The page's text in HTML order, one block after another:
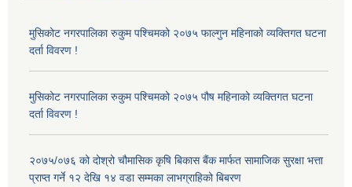
मुसिकोट नगरपालिका रुकुम पश्चिमको २०७५ फाल्गुन महिनाको व्यक्तिगत घटना
दर्ता विवरण !
मुसिकोट नगरपालिका रुकुम पश्चिमको २०७५ पौष महिनाको व्यक्तिगत घटना
दर्ता विवरण !
२०७५/०७६ को दोश्रो चौमासिक कृषि बिकास बैंक मार्फत सामाजिक सुरक्षा भत्ता
प्राप्त गर्ने १२ देखि १४ वडा सम्मका लाभग्राहिको बिबरण